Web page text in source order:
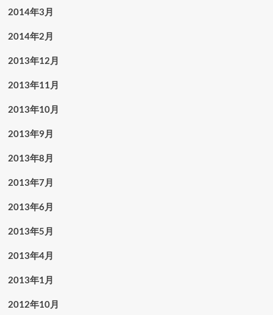
2014年3月
2014年2月
2013年12月
2013年11月
2013年10月
2013年9月
2013年8月
2013年7月
2013年6月
2013年5月
2013年4月
2013年1月
2012年10月